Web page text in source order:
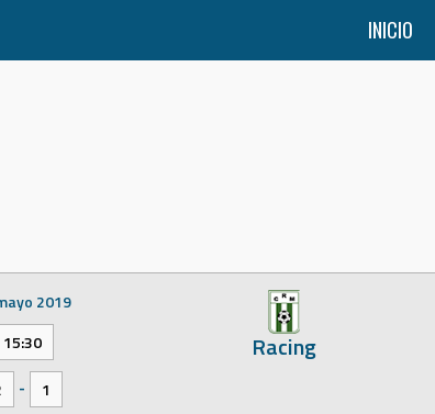
INICIO
Racing
2019
15:30
-
1